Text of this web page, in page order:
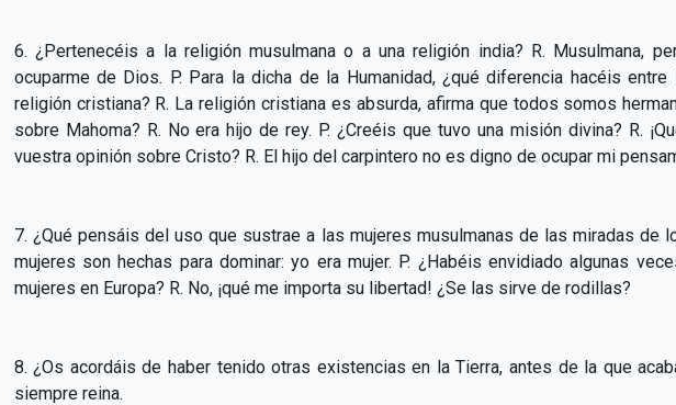
6. ¿Pertenecéis a la religión musulmana o a una religión india? R. Musulmana,
ocuparme de Dios. P. Para la dicha de la Humanidad, ¿qué diferencia hacéis
religión cristiana? R. La religión cristiana es absurda, afirma que todos somos
sobre Mahoma? R. No era hijo de rey. P. ¿Creéis que tuvo una misión divina? R.
vuestra opinión sobre Cristo? R. El hijo del carpintero no es digno de ocupar mi
7. ¿Qué pensáis del uso que sustrae a las mujeres musulmanas de las miradas de
mujeres son hechas para dominar: yo era mujer. P. ¿Habéis envidiado algunas
mujeres en Europa? R. No, ¡qué me importa su libertad! ¿Se las sirve de rodillas?
8. ¿Os acordáis de haber tenido otras existencias en la Tierra, antes de la que
siempre reina.